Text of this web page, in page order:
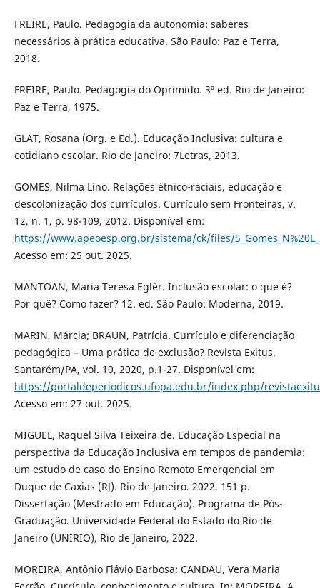
FREIRE, Paulo. Pedagogia da autonomia: saberes
necessários à prática educativa. São Paulo: Paz e Terra,
2018.
FREIRE, Paulo. Pedagogia do Oprimido. 3ª ed. Rio de Janeiro:
Paz e Terra, 1975.
GLAT, Rosana (Org. e Ed.). Educação Inclusiva: cultura e
cotidiano escolar. Rio de Janeiro: 7Letras, 2013.
GOMES, Nilma Lino. Relações étnico-raciais, educação e
descolonização dos currículos. Currículo sem Fronteiras, v.
12, n. 1, p. 98-109, 2012. Disponível em:
https://www.apeoesp.org.br/sistema/ck/files/
Acesso em: 25 out. 2025.
MANTOAN, Maria Teresa Eglér. Inclusão escolar: o que é?
Por quê? Como fazer? 12. ed. São Paulo: Moderna, 2019.
MARIN, Márcia; BRAUN, Patrícia. Currículo e diferenciação
pedagógica – Uma prática de exclusão? Revista Exitus.
Santarém/PA, vol. 10, 2020, p.1-27. Disponível em:
https://portaldeperiodicos.ufopa.edu.br/index.php/
Acesso em: 27 out. 2025.
MIGUEL, Raquel Silva Teixeira de. Educação Especial na
perspectiva da Educação Inclusiva em tempos de pandemia:
um estudo de caso do Ensino Remoto Emergencial em
Duque de Caxias (RJ). Rio de Janeiro. 2022. 151 p.
Dissertação (Mestrado em Educação). Programa de Pós-
Graduação. Universidade Federal do Estado do Rio de
Janeiro (UNIRIO), Rio de Janeiro, 2022.
MOREIRA, Antônio Flávio Barbosa; CANDAU, Vera Maria